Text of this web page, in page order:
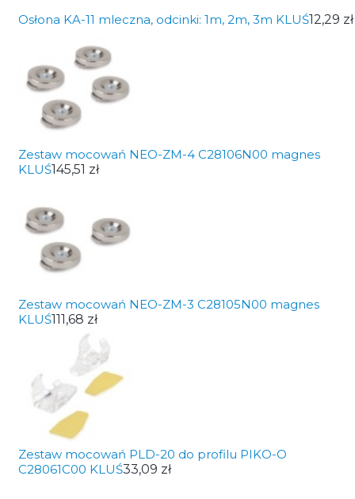
Osłona KA-11 mleczna, odcinki: 1m, 2m, 3m KLUŚ12,29 zł
Zestaw mocowań NEO-ZM-4 C28106N00 magnes
KLUŚ145,51 zł
Zestaw mocowań NEO-ZM-3 C28105N00 magnes
KLUŚ111,68 zł
Zestaw mocowań PLD-20 do profilu PIKO-O
C28061C00 KLUŚ33,09 zł